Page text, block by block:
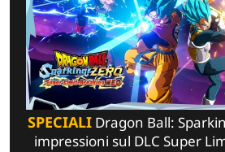
SPECIALI Dragon Ball:
impressioni sul DLC Super